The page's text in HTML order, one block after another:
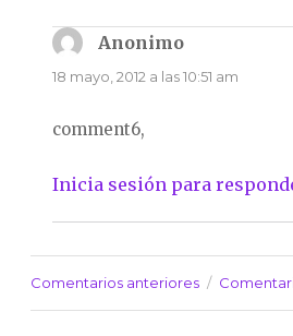
Anonimodice:
18 mayo, 2012 a las 10:51 am
comment6,
Inicia sesión para
Navegación
Comentarios anteriores